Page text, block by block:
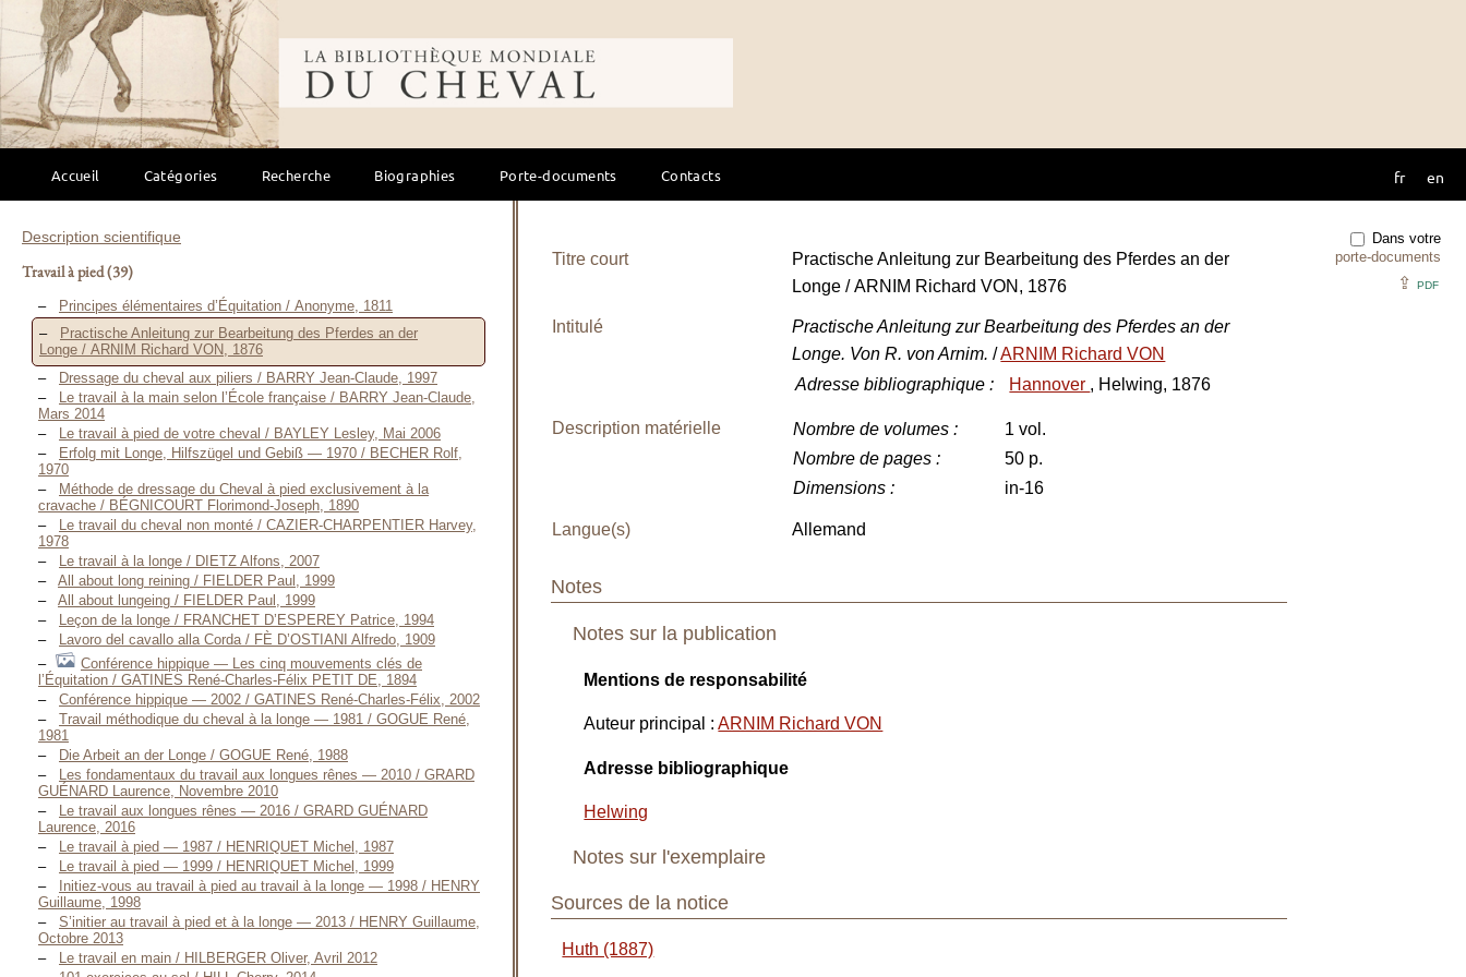
Bibliothèque mondiale du cheval
Accueil Catégories Recherche Biographies Porte-documents Contacts fr en
Description scientifique
Travail à pied(39)
Principes élémentaires d’Équitation / Anonyme, 1811
Practische Anleitung zur Bearbeitung des Pferdes an der
Longe / ARNIM Richard VON, 1876
Dressage du cheval aux piliers / BARRY Jean-Claude, 1997
Le travail à la main selon l’École française / BARRY Jean-Claude,
Mars 2014
Le travail à pied de votre cheval / BAYLEY Lesley, Mai 2006
Erfolg mit Longe, Hilfszügel und Gebiß — 1970 / BECHER Rolf,
1970
Méthode de dressage du Cheval à pied exclusivement à la
cravache / BÉGNICOURT Florimond-Joseph, 1890
Le travail du cheval non monté / CAZIER-CHARPENTIER Harvey,
1978
Le travail à la longe / DIETZ Alfons, 2007
All about long reining / FIELDER Paul, 1999
All about lungeing / FIELDER Paul, 1999
Leçon de la longe / FRANCHET D’ESPEREY Patrice, 1994
Lavoro del cavallo alla Corda / FÈ D’OSTIANI Alfredo, 1909
Conférence hippique — Les cinq mouvements clés de
l’Équitation / GATINES René-Charles-Félix PETIT DE, 1894
Conférence hippique — 2002 / GATINES René-Charles-Félix, 2002
Travail méthodique du cheval à la longe — 1981 / GOGUE René,
1981
Die Arbeit an der Longe / GOGUE René, 1988
Les fondamentaux du travail aux longues rênes — 2010 / GRARD
GUÉNARD Laurence, Novembre 2010
Le travail aux longues rênes — 2016 / GRARD GUÉNARD
Laurence, 2016
Le travail à pied — 1987 / HENRIQUET Michel, 1987
Le travail à pied — 1999 / HENRIQUET Michel, 1999
Initiez-vous au travail à pied au travail à la longe — 1998 / HENRY
Guillaume, 1998
S’initier au travail à pied et à la longe — 2013 / HENRY Guillaume,
Octobre 2013
Le travail en main / HILBERGER Oliver, Avril 2012
Dans votre
porte-documents
⇪ PDF
Titre court
Practische Anleitung zur Bearbeitung des Pferdes an der
Longe / ARNIM Richard VON, 1876
Intitulé
Practische Anleitung zur Bearbeitung des Pferdes an der
Longe. Von R. von Arnim./ARNIM Richard VON
Adresse bibliographique : Hannover , Helwing, 1876
Description matérielle Nombre de volumes :
1 vol.
Nombre de pages :
50 p.
Dimensions : in-16
Langue(s) Allemand
Notes
Notes sur la publication
Mentions de responsabilité
Auteur principal :ARNIM Richard VON
Adresse bibliographique
Helwing
Notes sur l'exemplaire
Sources de la notice
Huth (1887)